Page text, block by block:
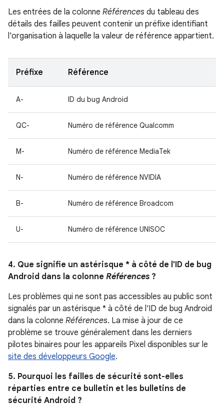
Les entrées de la colonne Références du tableau des
détails des failles peuvent contenir un préfixe identifiant
l'organisation à laquelle la valeur de référence appartient.
Préfixe Référence
A- ID du bug Android
QC- Numéro de référence Qualcomm
M- Numéro de référence MediaTek
N- Numéro de référence NVIDIA
B- Numéro de référence Broadcom
U- Numéro de référence UNISOC
4. Que signifie un astérisque * à côté de l'ID de bug
Android dans la colonne Références ?
Les problèmes qui ne sont pas accessibles au public sont
signalés par un astérisque * à côté de l'ID de bug Android
dans la colonne Références. La mise à jour de ce
problème se trouve généralement dans les derniers
pilotes binaires pour les appareils Pixel disponibles sur le
site des développeurs Google.
5. Pourquoi les failles de sécurité sont-elles
réparties entre ce bulletin et les bulletins de
sécurité Android ?